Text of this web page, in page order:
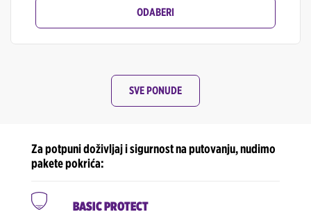
ODABERI
SVE PONUDE
Za potpuni doživljaj i sigurnost na putovanju, nudimo
pakete pokrića:
BASIC PROTECT